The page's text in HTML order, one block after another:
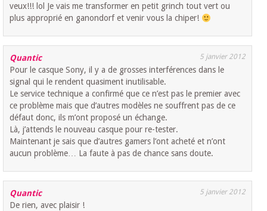
veux!!! lol Je vais me transformer en petit grinch tout vert ou
plus approprié en ganondorf et venir vous la chiper!
Quantic 5 janvier 2012
Pour le casque Sony, il y a de grosses interférences dans le
signal qui le rendent quasiment inutilisable.
Le service technique a confirmé que ce n’est pas le premier avec
ce problème mais que d’autres modèles ne souffrent pas de ce
défaut donc, ils m’ont proposé un échange.
Là, j’attends le nouveau casque pour re-tester.
Maintenant je sais que d’autres gamers l’ont acheté et n’ont
aucun problème… La faute à pas de chance sans doute.
Quantic 5 janvier 2012
De rien, avec plaisir !